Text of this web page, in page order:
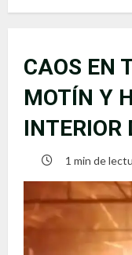
CAOS EN
MOTÍN Y
INTERIOR
1 min de